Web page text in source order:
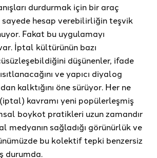
durdurmak için bir araç
sayede hesap verebilirliğin teşvik
Fakat bu uygulamayı
İptal kültürünün bazı
düşünenler, ifade
ve yapıcı diyalog
kalktığını öne sürüyor. Her ne
kavramı yeni popülerleşmiş
boykot pratikleri uzun zamandır
medyanın sağladığı görünürlük ve
bu kolektif tepki benzersiz
durumda.